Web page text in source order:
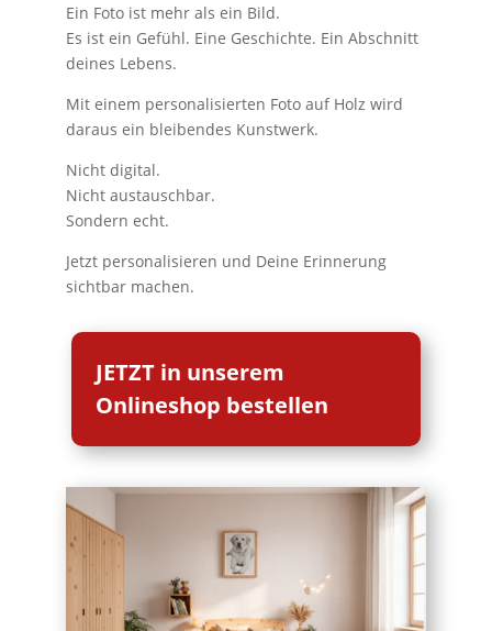
Ein Foto ist mehr als ein Bild.
Es ist ein Gefühl. Eine Geschichte. Ein Abschnitt
deines Lebens.
Mit einem personalisierten Foto auf Holz wird
daraus ein bleibendes Kunstwerk.
Nicht digital.
Nicht austauschbar.
Sondern echt.
Jetzt personalisieren und Deine Erinnerung
sichtbar machen.
JETZT in unserem
Onlineshop bestellen